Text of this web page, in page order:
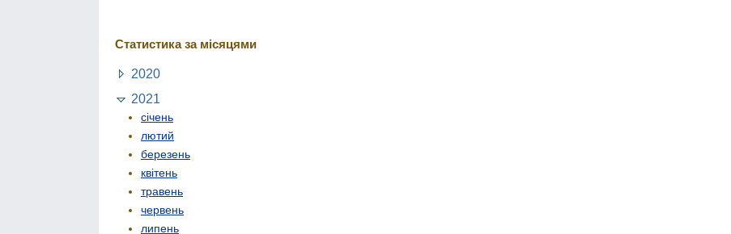
Статистика за місяцями
2020
2021
січень
лютий
березень
квітень
травень
червень
липень